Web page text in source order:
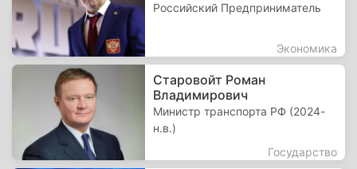
Российский Предприниматель
Экономика
Старовойт Роман
Владимирович
Министр транспорта РФ (2024-
н.в.)
Государство